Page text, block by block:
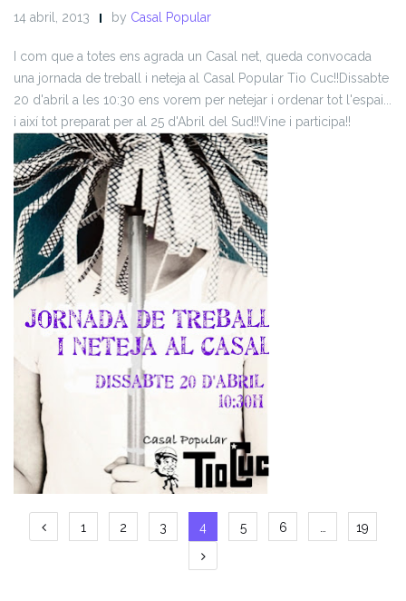
14 abril, 2013 by Casal Popular
I com que a totes ens agrada un Casal net, queda convocada
una jornada de treball i neteja al Casal Popular Tio Cuc!!Dissabte
20 d'abril a les 10:30 ens vorem per netejar i ordenar tot l'espai...
i així tot preparat per al 25 d'Abril del Sud!!Vine i participa!!
Paginació
1 2 3 4 5 6 … 19